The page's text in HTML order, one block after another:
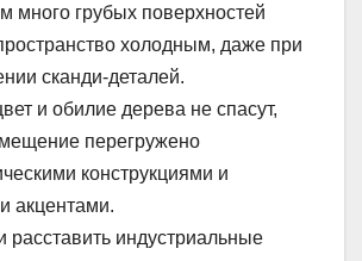
много грубых поверхностей
холодным, даже при
сканди-деталей.
и обилие дерева не спасут,
перегружено
конструкциями и
акцентами.
расставить индустриальные